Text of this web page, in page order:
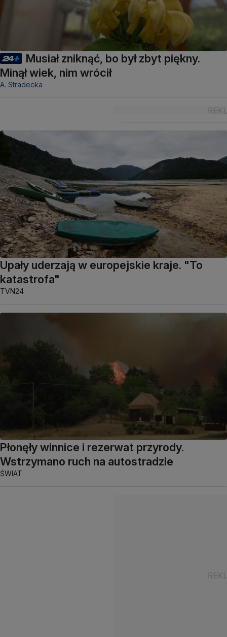
Musiał zniknąć, bo był zbyt piękny.
Minął wiek, nim wrócił
A. Stradecka
Upały uderzają w europejskie kraje. "To
katastrofa"
TVN24
Płonęły winnice i rezerwat przyrody.
Wstrzymano ruch na autostradzie
ŚWIAT